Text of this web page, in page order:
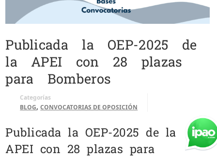
Publicada la OEP-2025 de
la APEI con 28 plazas
para Bomberos
Categorías
BLOG,CONVOCATORIAS DE OPOSICIÓN
Publicada la OEP-2025 de la
APEI con 28 plazas para